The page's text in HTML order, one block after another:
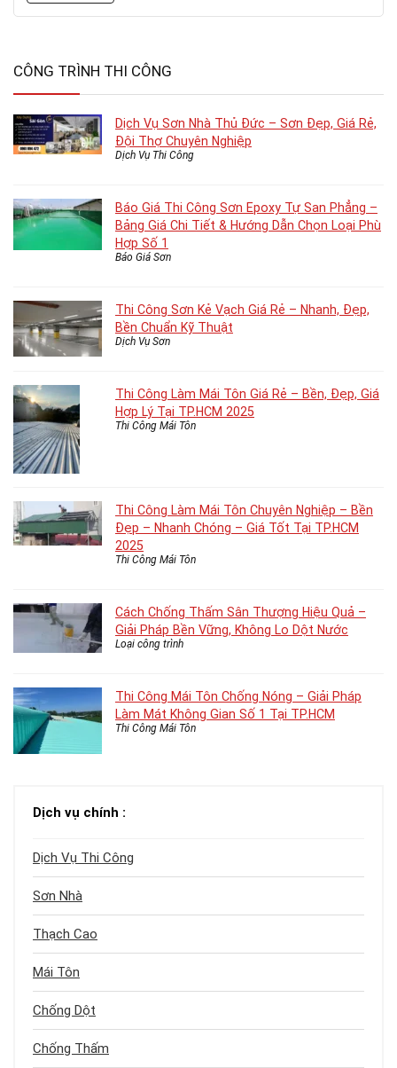
CÔNG TRÌNH THI CÔNG
Dịch Vụ Sơn Nhà Thủ Đức – Sơn Đẹp, Giá Rẻ,
Đội Thợ Chuyên Nghiệp
Dịch Vụ Thi Công
Báo Giá Thi Công Sơn Epoxy Tự San Phẳng –
Bảng Giá Chi Tiết & Hướng Dẫn Chọn Loại Phù
Hợp Số 1
Báo Giá Sơn
Thi Công Sơn Kẻ Vạch Giá Rẻ – Nhanh, Đẹp,
Bền Chuẩn Kỹ Thuật
Dịch Vụ Sơn
Thi Công Làm Mái Tôn Giá Rẻ – Bền, Đẹp, Giá
Hợp Lý Tại TP.HCM 2025
Thi Công Mái Tôn
Thi Công Làm Mái Tôn Chuyên Nghiệp – Bền
Đẹp – Nhanh Chóng – Giá Tốt Tại TP.HCM
2025
Thi Công Mái Tôn
Cách Chống Thấm Sân Thượng Hiệu Quả –
Giải Pháp Bền Vững, Không Lo Dột Nước
Loại công trình
Thi Công Mái Tôn Chống Nóng – Giải Pháp
Làm Mát Không Gian Số 1 Tại TP.HCM
Thi Công Mái Tôn
Dịch vụ chính :
Dịch Vụ Thi Công
Sơn Nhà
Thạch Cao
Mái Tôn
Chống Dột
Chống Thấm